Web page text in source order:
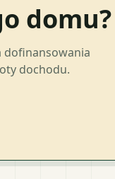
domu?
dofinansowania
dochodu.